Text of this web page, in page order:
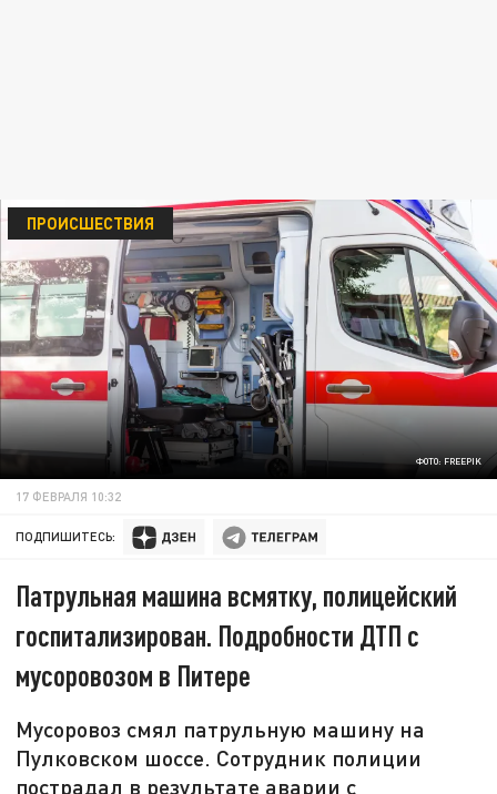
ФОТО: FREEPIK
ПРОИСШЕСТВИЯ
17 ФЕВРАЛЯ 10:32
ПОДПИШИТЕСЬ:
Патрульная машина всмятку, полицейский
госпитализирован. Подробности ДТП с
мусоровозом в Питере
Мусоровоз смял патрульную машину на
Пулковском шоссе. Сотрудник полиции
пострадал в результате аварии с